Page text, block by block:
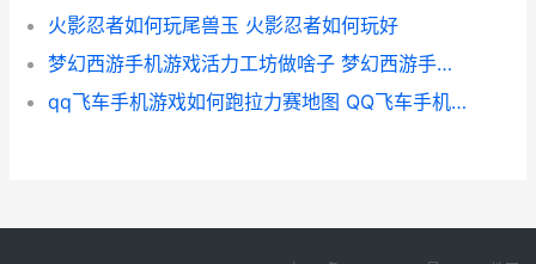
火影忍者如何玩尾兽玉 火影忍者如何玩好
梦幻西游手机游戏活力工坊做啥子 梦幻西游手机游戏
qq飞车手机游戏如何跑拉力赛地图 QQ飞车手机游戏不显示头脸